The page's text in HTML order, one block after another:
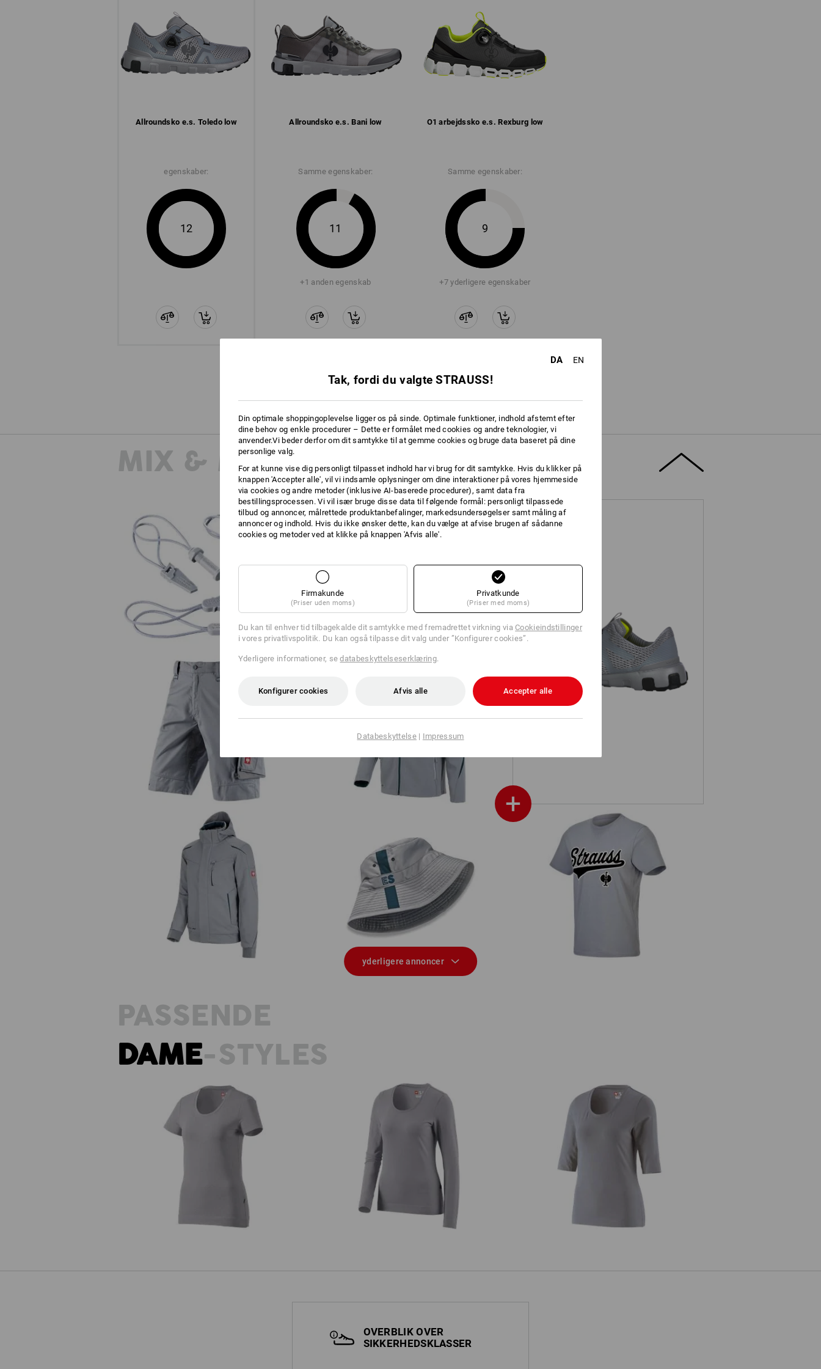
Overmateriale og laske af åndbar polyamid-mesh
BOA
Fit-system til en pasform, der kan finindstilles præcist
Metal- og læderfrit materiale
TPU-forstærkninger på udsatte steder for mere stabilitet og robusthed
Tekstil-inderfor med mikrofiberforstærkning
Laske og skaftkant behageligt polstret
Allround­sko e.s. Toledo low
egenskaber:
12
Allround­sko e.s. Bani low O1 arbejds­sko e.s. Rexburg low
Samme egenskaber:
11
+1 anden egenskab
Samme egenskaber:
9
+7 yderligere egenskaber
Sammenlign alle detaljer
MIX & MATCH
Allroundsko e.s. Toledo low
+
Lynlåsflapper pakke e.s.motion 2020
Shorts e.s.motion 2020
Softshellvinterjakke e.s.motion 2020,
Arbejdshat e.s.motion 2020 T-Shirt e.s.e:pic
yderligere annoncer
PASSENDE
DAME-STYLES
e.s. Longsleeve cotton stretch, damer
e.s. Shirt 3/4-ærmer cotton stretch,
OVERBLIK OVER
SIKKERHEDSKLASSER
DA EN
Tak, fordi du valgte STRAUSS!
Din optimale shoppingoplevelse ligger os på sinde. Optimale funktioner, indhold afstemt efter
dine behov og enkle procedurer – Dette er formålet med cookies og andre teknologier, vi
anvender.Vi beder derfor om dit samtykke til at gemme cookies og bruge data baseret på dine
personlige valg.
For at kunne vise dig personligt tilpasset indhold har vi brug for dit samtykke. Hvis du klikker på
knappen 'Accepter alle', vil vi indsamle oplysninger om dine interaktioner på vores hjemmeside
via cookies og andre metoder (inklusive AI-baserede procedurer), samt data fra
bestillingsprocessen. Vi vil især bruge disse data til følgende formål: personligt tilpassede
tilbud og annoncer, målrettede produktanbefalinger, markedsundersøgelser samt måling af
annoncer og indhold. Hvis du ikke ønsker dette, kan du vælge at afvise brugen af sådanne
cookies og metoder ved at klikke på knappen 'Afvis alle'.
Firmakunde
(Priser uden moms)
Privatkunde
(Priser med moms)
Du kan til enhver tid tilbagekalde dit samtykke med fremadrettet virkning viaCookieindstillinger
i vores privatlivspolitik. Du kan også tilpasse dit valg under ”Konfigurer cookies”.
Yderligere informationer, sedatabeskyttelseserklæring.
Konfigurer cookies Afvis alle Accepter alle
Databeskyttelse| Impressum